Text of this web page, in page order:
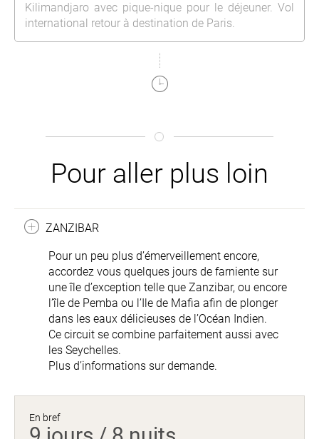
Kilimandjaro avec pique-nique pour le déjeuner. Vol
international retour à destination de Paris.
Pour aller plus loin
ZANZIBAR
Pour un peu plus d’émerveillement encore,
accordez vous quelques jours de farniente sur
une île d’exception telle que Zanzibar, ou encore
l’île de Pemba ou l’Ile de Mafia afin de plonger
dans les eaux délicieuses de l’Océan Indien.
Ce circuit se combine parfaitement aussi avec
les Seychelles.
Plus d’informations sur demande.
En bref